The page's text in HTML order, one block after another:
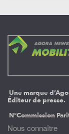
Une marque
Éditeur de presse.
N°Commission
Nous connaître